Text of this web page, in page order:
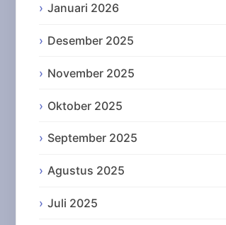
Januari 2026
Desember 2025
November 2025
Oktober 2025
September 2025
Agustus 2025
Juli 2025